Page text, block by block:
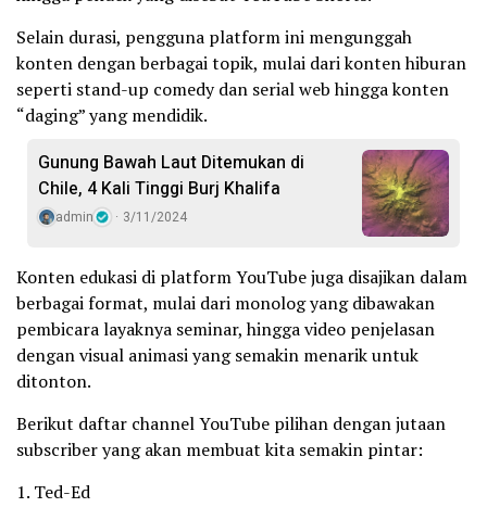
Selain durasi, pengguna platform ini mengunggah
konten dengan berbagai topik, mulai dari konten hiburan
seperti stand-up comedy dan serial web hingga konten
“daging” yang mendidik.
Gunung Bawah Laut Ditemukan di
Chile, 4 Kali Tinggi Burj Khalifa
admin 3/11/2024
Konten edukasi di platform YouTube juga disajikan dalam
berbagai format, mulai dari monolog yang dibawakan
pembicara layaknya seminar, hingga video penjelasan
dengan visual animasi yang semakin menarik untuk
ditonton.
Berikut daftar channel YouTube pilihan dengan jutaan
subscriber yang akan membuat kita semakin pintar:
1. Ted-Ed